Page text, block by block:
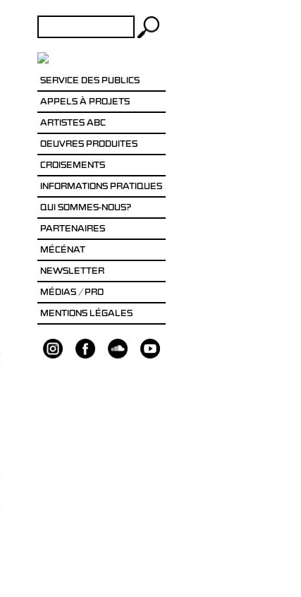
SERVICE DES PUBLICS
APPELS À PROJETS
ARTISTES ABC
OEUVRES PRODUITES
CROISEMENTS
INFORMATIONS PRATIQUES
QUI SOMMES-NOUS?
PARTENAIRES
MÉCÉNAT
NEWSLETTER
MÉDIAS / PRO
MENTIONS LÉGALES